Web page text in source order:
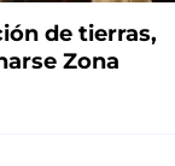
de tierras,
Zona